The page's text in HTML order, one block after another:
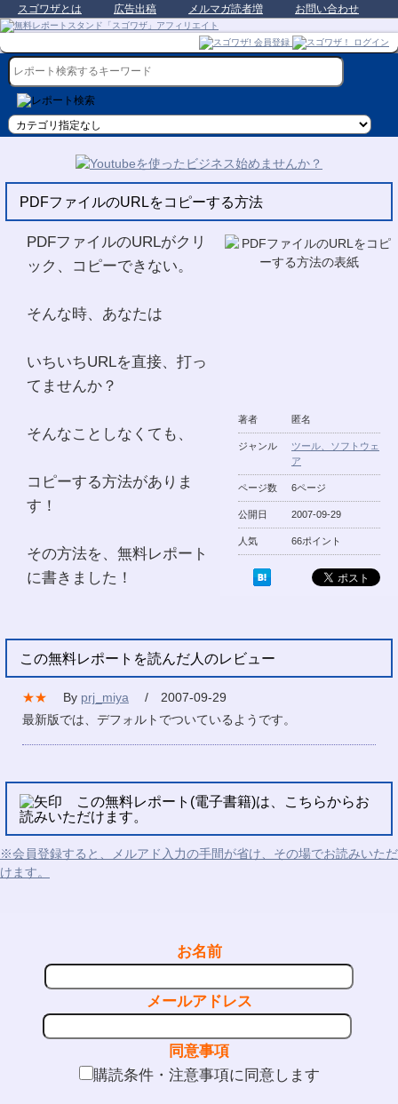
スゴワザとは 広告出稿 メルマガ読者増 お問い合わせ
PDFファイルのURLをコピーする方法
著者 匿名
ジャンル
ツール、ソフトウェ
ア
ページ数 6ページ
公開日 2007-09-29
人気 66ポイント
PDFファイルのURLがクリ
ック、コピーできない。
そんな時、あなたは
いちいちURLを直接、打っ
てませんか？
そんなことしなくても、
コピーする方法がありま
す！
その方法を、無料レポート
に書きました！
この無料レポートを読んだ人のレビュー
★★ By prj_miya
/ 2007-09-29
最新版では、デフォルトでついているようです。
この無料レポート(電子書籍)は、こちらからお
読みいただけます。
※会員登録すると、メルアド入力の手間が省け、その場でお読みいただ
けます。
お名前
メールアドレス
同意事項
購読条件・注意事項に同意します